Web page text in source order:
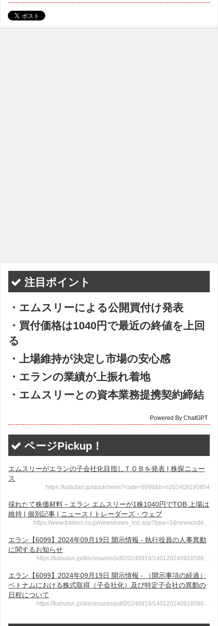
注目ポイント
・エムスリーによる公開買付け発表
・買付価格は1040円で最近の終値を上回
る
・上場維持が決定し市場の安心感
・エランの業績が上振れ着地
・エムスリーとの資本業務提携契約締結
Powered By ChatGPT
ページPickup！
エムスリーがエランの子会社化目指しＴＯＢを発表 | 株探ニュー
ス
https://kabutan.jp/stock/news?code=6099&b=n202409190854
採れたて株価材料－エラン エムスリーが1株1040円でTOB 上場は
維持 | 個別記事 | ニュース | トレーダーズ・ウェブ
https://www.traders.co.jp/news/news_top.asp?type=1&newscode…
エラン【6099】2024年09月19日 開示情報 - 執行役員の人事異動
に関するお知らせ
https://kabutan.jp/disclosures/pdf/20240919/140120240918586…
エラン【6099】2024年09月19日 開示情報 - （開示事項の経過）
ベトナムにおける株式取得（子会社化）及び特定子会社の異動の
日程について
https://kabutan.jp/disclosures/pdf/20240919/140120240918586…